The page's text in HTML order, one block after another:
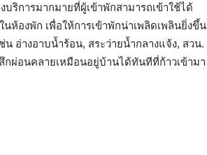
ริการมากมายที่ผู้เข้าพักสามารถเข้าใช้ได้
ห้องพัก เพื่อให้การเข้าพักน่าเพลิดเพลินยิ่งขึ้น
อ่างอาบน้ำร้อน, สระว่ายน้ำกลางแจ้ง, สวน.
กผ่อนคลายเหมือนอยู่บ้านได้ทันทีที่ก้าวเข้ามา